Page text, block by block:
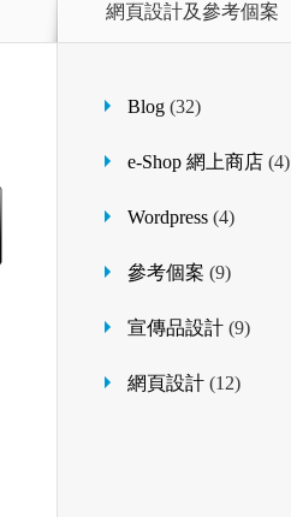
網頁設計及參考個案
Blog (32)
e-Shop 網上商店 (4)
Wordpress (4)
參考個案 (9)
宣傳品設計 (9)
網頁設計 (12)